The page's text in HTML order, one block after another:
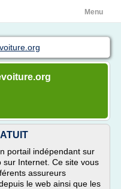
Menu
portail indépendant sur
Internet. Ce site vous
assureurs
le web ainsi que les